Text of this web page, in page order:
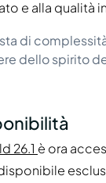
e alla qualità
di
dello spirito
26.1 è ora